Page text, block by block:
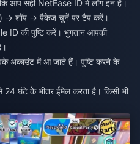
आप सही NetEase ID में लॉग इन हैं।
→ शॉप → पैकेज चुनें पर टैप करें।
ID की पुष्टि करें। भुगतान आपकी
अकाउंट में आ जाते हैं। पुष्टि करने के
घंटे के भीतर ईमेल करता है। किसी भी